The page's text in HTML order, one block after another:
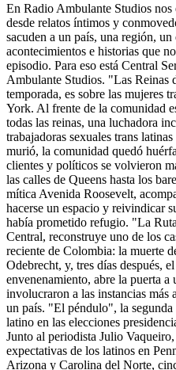
En Radio Ambulante Studios nos
desde relatos íntimos y
sacuden a un país, una región,
acontecimientos e historias que
episodio. Para eso está Central
Ambulante Studios. "Las Reinas
temporada, es sobre las mujeres
York. Al frente de la comunidad
todas las reinas, una luchadora
trabajadoras sexuales trans
murió, la comunidad quedó
clientes y políticos se volvieron
las calles de Queens hasta los
mítica Avenida Roosevelt,
hacerse un espacio y reivindicar
había prometido refugio. "La
Central, reconstruye uno de los
reciente de Colombia: la muerte
Odebrecht, y, tres días después,
envenenamiento, abre la puerta a
involucraron a las instancias más
un país. "El péndulo", la
latino en las elecciones
Junto al periodista Julio
expectativas de los latinos en
Arizona y Carolina del Norte,